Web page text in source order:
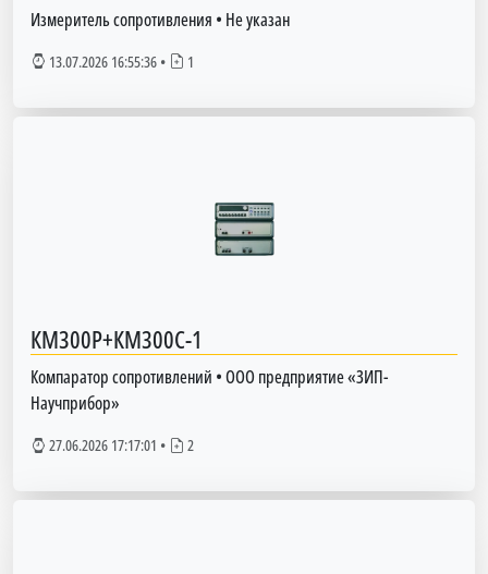
Измеритель сопротивления • Не указан
13.07.2026 16:55:36 • 1
КМ300Р+КМ300С-1
Компаратор сопротивлений •ООО предприятие «ЗИП-
Научприбор»
27.06.2026 17:17:01 • 2